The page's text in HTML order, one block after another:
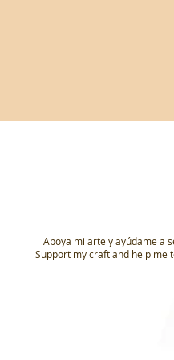
Apoya mi arte y ayúdame a
Support my craft and help me